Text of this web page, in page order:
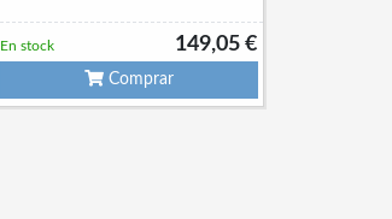
149,05 €
En stock
Comprar